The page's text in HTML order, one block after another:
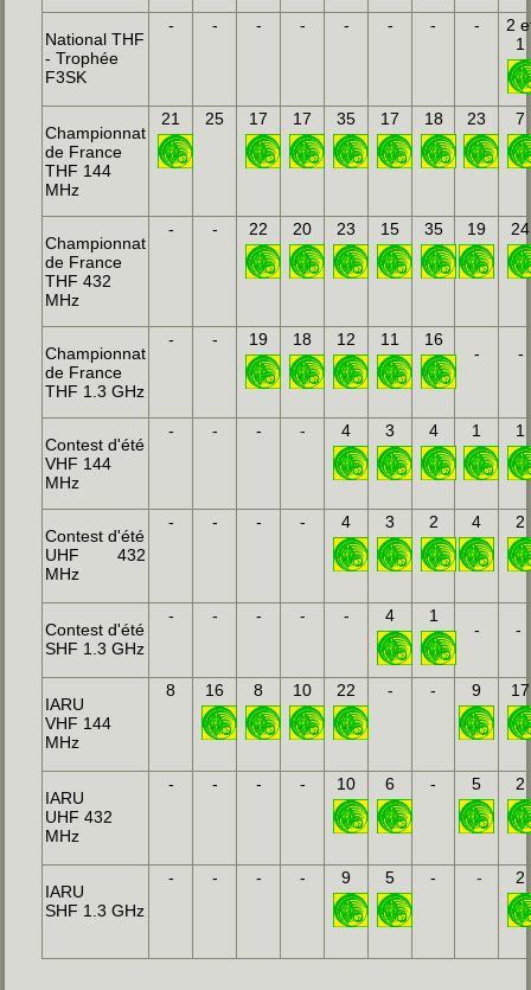
National THF
- Trophée
F3SK
- - - - - - - -
2
1
Championnat
de France
THF 144
MHz
21 25 17 17 35 17 18 23 7
Championnat
de France
THF 432
MHz
- - 22 20 23 15 35 19 24
Championnat
de France
THF 1.3 GHz
- - 19 18 12 11 16
- -
Contest d'été
VHF 144
MHz
- - - - 4 3 4 1 1
Contest d'été
UHF 432
MHz
- - - - 4 3 2 4 2
Contest d'été
SHF 1.3 GHz
- - - - - 4 1
- -
IARU
VHF 144
MHz
8 16 8 10 22 - - 9 17
IARU
UHF 432
MHz
- - - - 10 6 - 5 2
IARU
SHF 1.3 GHz
- - - - 9 5 - - 2